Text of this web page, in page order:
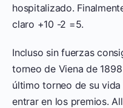
hospitalizado.
claro +10 -2 =5.
Incluso sin fuerzas
torneo de Viena de
último torneo de su
entrar en los premios.